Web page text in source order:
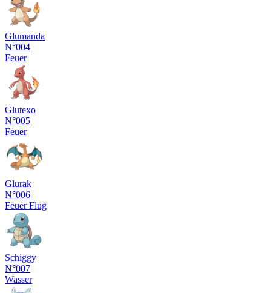
Glumanda
N°004
Feuer
Glutexo
N°005
Feuer
Glurak
N°006
FeuerFlug
Schiggy
N°007
Wasser